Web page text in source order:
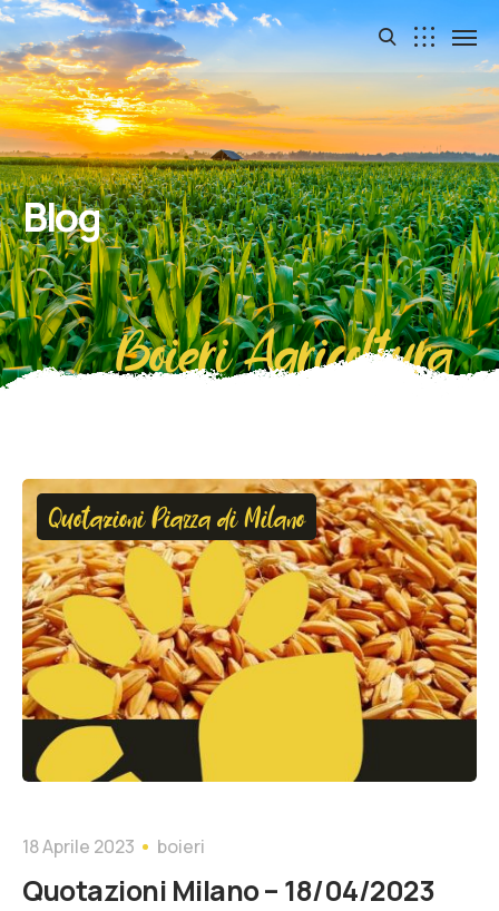
Blog
Boieri Agricoltura
Quotazioni Piazza di Milano
18 Aprile 2023 boieri
Quotazioni Milano – 18/04/2023